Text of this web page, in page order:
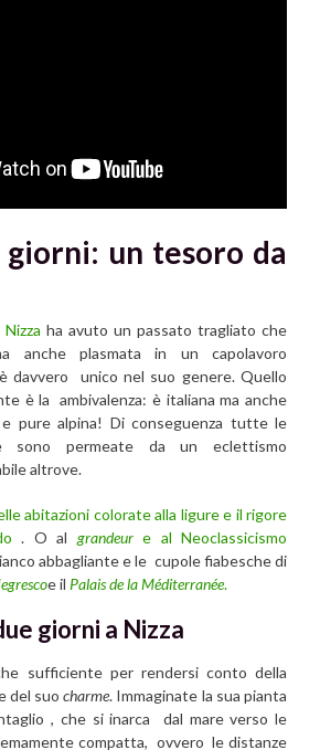
giorni: un tesoro da
Nizza ha avuto un passato tragliato che
anche plasmata in un capolavoro
davvero unico nel suo genere. Quello
è la ambivalenza: è italiana ma anche
pure alpina! Di conseguenza tutte le
sono permeate da un eclettismo
altrove.
abitazioni colorate alla ligure e il rigore
. O al grandeure al Neoclassicismo
abbagliante e le cupole fiabesche di
e il Palais de la Méditerranée.
giorni a Nizza
sufficiente per rendersi conto della
del suocharme. Immaginate la sua pianta
, che si inarca dal mare verso le
compatta, ovvero le distanze